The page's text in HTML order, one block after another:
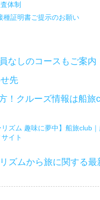
体制
証明書ご提示のお願い
なしのコースもご案内
先
！クルーズ情報は船旅
リズム 趣味に夢中】船旅club
イト
ズムから旅に関する最